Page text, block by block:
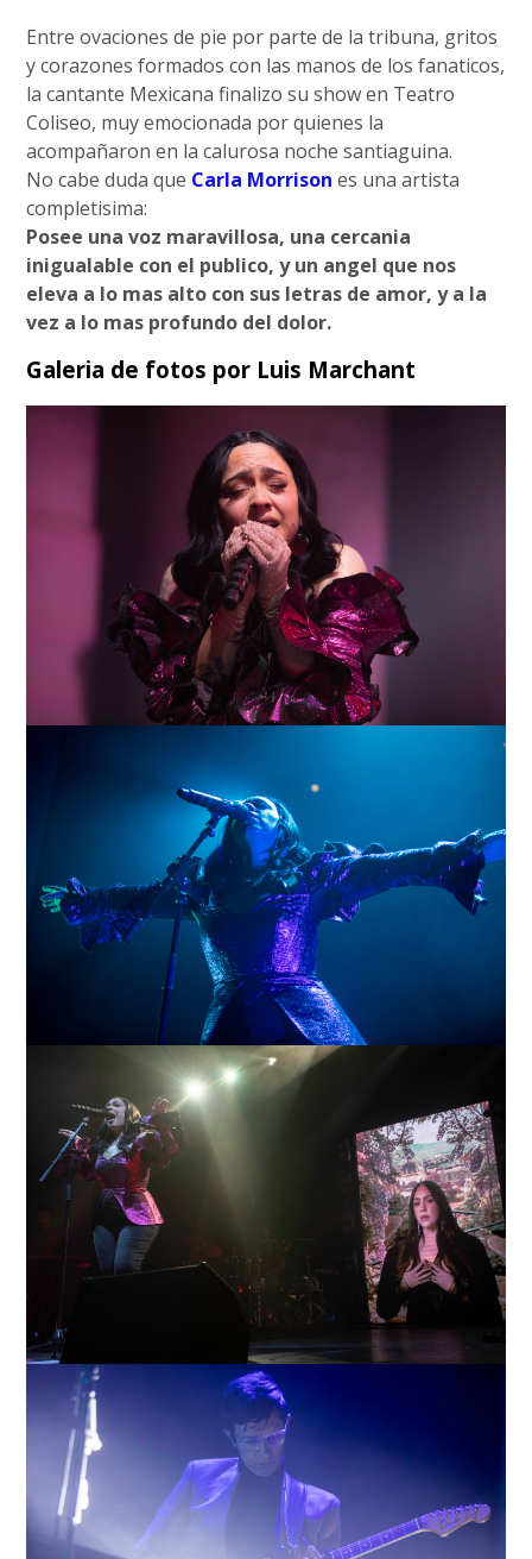
Entre ovaciones de pie por parte de la tribuna, gritos
y corazones formados con las manos de los fanaticos,
la cantante Mexicana finalizo su show en Teatro
Coliseo, muy emocionada por quienes la
acompañaron en la calurosa noche santiaguina.
No cabe duda que Carla Morrison es una artista
completisima:
Posee una voz maravillosa, una cercania
inigualable con el publico, y un angel que nos
eleva a lo mas alto con sus letras de amor, y a la
vez a lo mas profundo del dolor.
Galeria de fotos por Luis Marchant